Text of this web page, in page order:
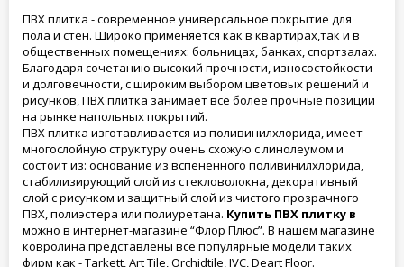
ПВХ плитка - современное универсальное покрытие для
пола и стен. Широко применяется как в квартирах,так и в
общественных помещениях: больницах, банках, спортзалах.
Благодаря сочетанию высокий прочности, износостойкости
и долговечности, с широким выбором цветовых решений и
рисунков, ПВХ плитка занимает все более прочные позиции
на рынке напольных покрытий.
ПВХ плитка изготавливается из поливинилхлорида, имеет
многослойную структуру очень схожую с линолеумом и
состоит из: основание из вспененного поливинилхлорида,
стабилизирующий слой из стекловолокна, декоративный
слой с рисунком и защитный слой из чистого прозрачного
ПВХ, полиэстера или полиуретана. Купить ПВХ плитку в
можно в интернет-магазине “Флор Плюс”. В нашем магазине
ковролина представлены все популярные модели таких
фирм как - Tarkett, Art Tile, Orchidtile, IVC, Deart Floor.